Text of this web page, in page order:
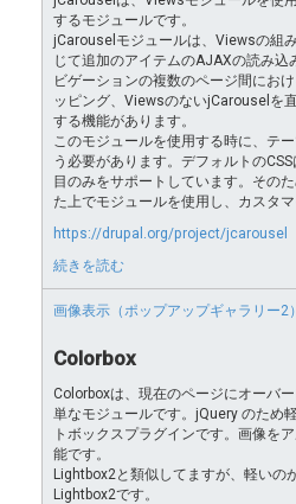
するモジュールです。
jCarouselモジュールは、Viewsの組
じて追加のアイテムのAJAXの読み
ビゲーションの複数のページ間にお
ッピング、ViewsのないjCarouselを
する機能があります。
このモジュールを使用する時に、テ
う必要があります。デフォルトの
目のみをサポートしています。その
た上でモジュールを使用し、カスタ
https://drupal.org/project/jcarousel
続きを読む
画像表示（ポップアップギャラリー2）
Colorbox
Colorboxは、現在のページにオーバ
単なモジュールです。jQuery のため
トボックスプラグインです。画像を
能です。
Lightbox2と類似してますが、軽いの
Lightbox2です。